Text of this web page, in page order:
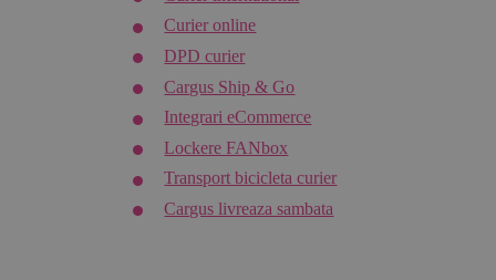
Curier online
DPD curier
Cargus Ship & Go
Integrari eCommerce
Lockere FANbox
Transport bicicleta curier
Cargus livreaza sambata